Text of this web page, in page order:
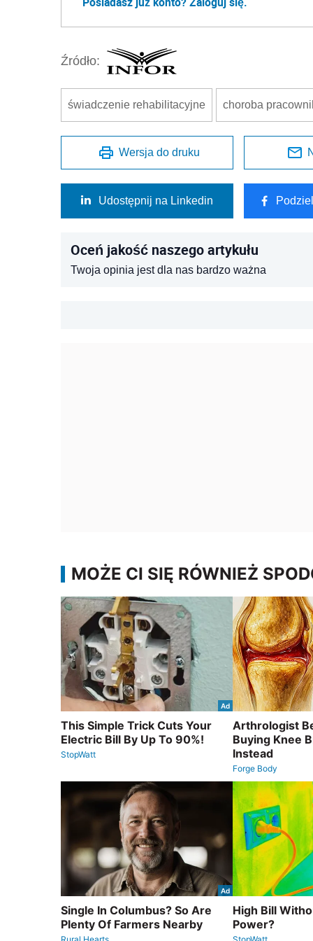
Źródło:
świadczenie rehabilitacyjne choroba
Wersja do druku
Udostępnij na Linkedin
Oceń jakość naszego artykułu
Twoja opinia jest dla nas bardzo ważna